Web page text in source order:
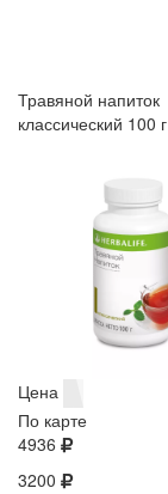
Травяной напиток
классический 100 г
Цена
По карте
4936
3200